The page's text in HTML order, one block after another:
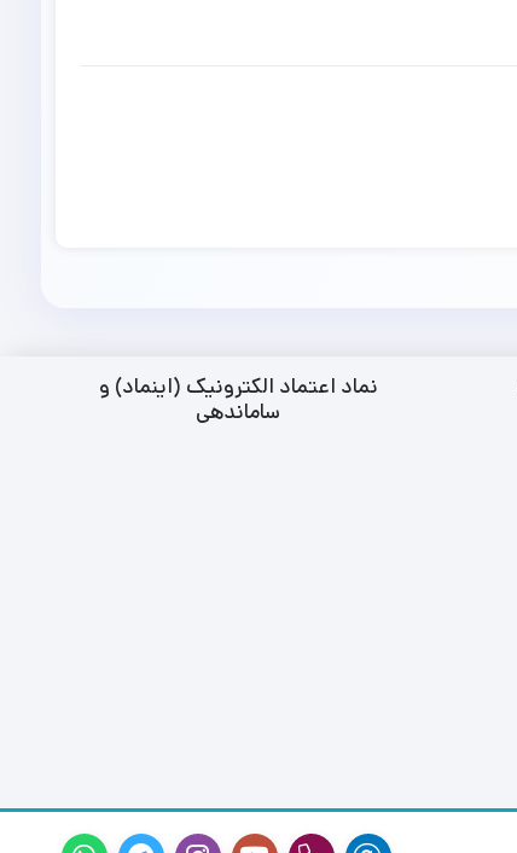
نماد اعتماد الکترونیک (اینماد) و
ساماندهی